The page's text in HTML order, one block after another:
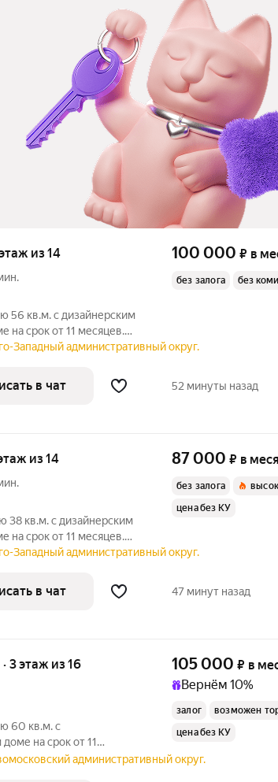
из 14
56 кв.м. с дизайнерским
на срок от 11 месяцев.
100 000 ₽ в
без залога без
Западный административный округ.
в чат 52 минуты назад
из 14
38 кв.м. с дизайнерским
на срок от 11 месяцев.
87 000 ₽ в
без залога
цена без КУ
Западный административный округ.
в чат 47 минут назад
3 этаж из 16
60 кв.м. с
на срок от 11
105 000 ₽ в
Вернём 10%
залог
возможен
цена без КУ
административный округ.